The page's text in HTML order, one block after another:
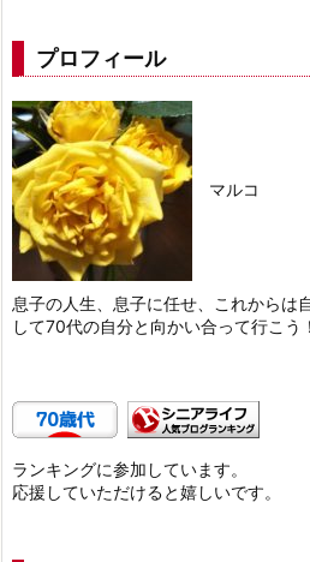
プロフィール
マルコ
息子の人生、息子に任せ、これからは
して70代の自分と向かい合って行こう
ランキングに参加しています。
応援していただけると嬉しいです。